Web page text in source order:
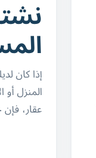
إذا كان
المنزل أو
عقار،